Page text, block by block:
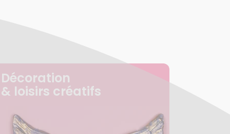
Décoration
& loisirs créatifs